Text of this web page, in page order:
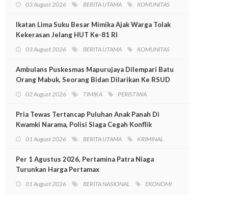
03 August 2026 BERITA UTAMA KOMUNITAS
Ikatan Lima Suku Besar Mimika Ajak Warga Tolak
Kekerasan Jelang HUT Ke-81 RI
03 August 2026 BERITA UTAMA KOMUNITAS
Ambulans Puskesmas Mapurujaya Dilempari Batu
Orang Mabuk, Seorang Bidan Dilarikan Ke RSUD
02 August 2026 TIMIKA PERISTIWA
Pria Tewas Tertancap Puluhan Anak Panah Di
Kwamki Narama, Polisi Siaga Cegah Konflik
01 August 2026 BERITA UTAMA KRIMINAL
Per 1 Agustus 2026, Pertamina Patra Niaga
Turunkan Harga Pertamax
01 August 2026 BERITA NASIONAL EKONOMI